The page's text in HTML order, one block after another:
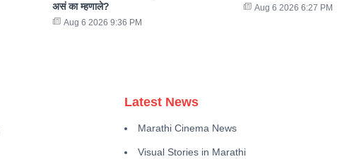
असं का म्हणाले?
Aug 6 2026 9:36 PM
Aug 6 2026 6:27 PM
Latest News
Marathi Cinema News
Visual Stories in Marathi